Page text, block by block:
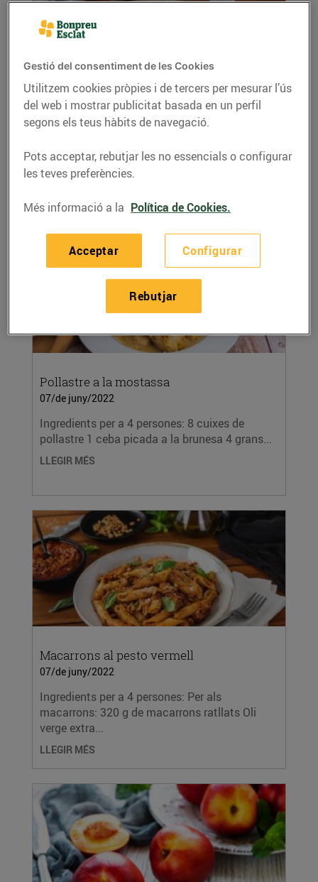
Lluç amb parmentier
07/de juny/2022
Ingredients per a 4 persones: Per al lluç: 4
supremes de lluç fresc Un raig d’oli d’oliva ...
Pollastre a la mostassa
07/de juny/2022
Ingredients per a 4 persones: 8 cuixes de
pollastre 1 ceba picada a la brunesa 4 grans...
LLEGIR MÉS
Macarrons al pesto vermell
07/de juny/2022
Ingredients per a 4 persones: Per als
macarrons: 320 g de macarrons ratllats Oli
verge extra...
LLEGIR MÉS
Gestió del consentiment de les Cookies
Utilitzem cookies pròpies i de tercers per mesurar l’ús
del web i mostrar publicitat basada en un perfil
segons els teus hàbits de navegació.
Pots acceptar, rebutjar les no essencials o configurar
les teves preferències.
Més informació a la Política de Cookies.
Configurar
Rebutjar
Acceptar